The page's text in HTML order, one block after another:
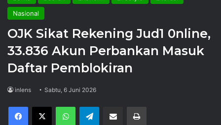
Nasional
OJK Sikat Rekening Jud1 0nline,
33.836 Akun Perbankan Masuk
Daftar Pemblokiran
inlens Sabtu, 6 Juni 2026
Facebook
X WhatsAppTelegram Share via Email Print